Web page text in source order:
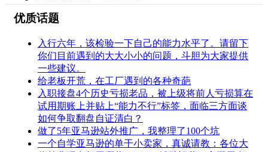
优质话题
入行六年，该检验一下自己的能力水平了。请留下
你们目前遇到的大大小小的问题，斗胆为大家提供
一些建议。
给老板开荒，在工厂遇到的各种奇葩
入职接盘4个历史亏损老品，被上级将前人亏损算在
试用期账上并贴上“能力不行”标签，面临三方面谈
如何争取翻盘自证清白？
做了5年亚马逊站外推广，我整理了100个坑
一个自学亚马逊的单干小卖家，真诚请教：各位大